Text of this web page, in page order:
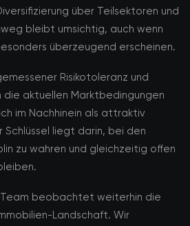
über Teilsektoren und
bleibt umsichtig, auch wenn
überzeugend erscheinen.
Risikotoleranz und
aktuellen Marktbedingungen
im Nachhinein als attraktiv
Schlüssel liegt darin, bei den
zu wahren und gleichzeitig offen
Team beobachtet weiterhin die
Landschaft. Wir